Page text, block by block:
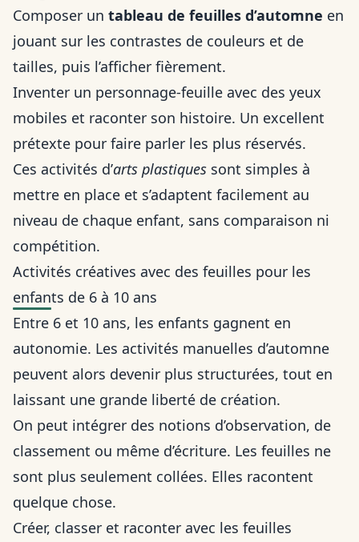
Composer un tableau de feuilles d’automne en
jouant sur les contrastes de couleurs et de
tailles, puis l’afficher fièrement.
Inventer un personnage-feuille avec des yeux
mobiles et raconter son histoire. Un excellent
prétexte pour faire parler les plus réservés.
Ces activités d’arts plastiques sont simples à
mettre en place et s’adaptent facilement au
niveau de chaque enfant, sans comparaison ni
compétition.
Activités créatives avec des feuilles pour les
enfants de 6 à 10 ans
Entre 6 et 10 ans, les enfants gagnent en
autonomie. Les activités manuelles d’automne
peuvent alors devenir plus structurées, tout en
laissant une grande liberté de création.
On peut intégrer des notions d’observation, de
classement ou même d’écriture. Les feuilles ne
sont plus seulement collées. Elles racontent
quelque chose.
Créer, classer et raconter avec les feuilles